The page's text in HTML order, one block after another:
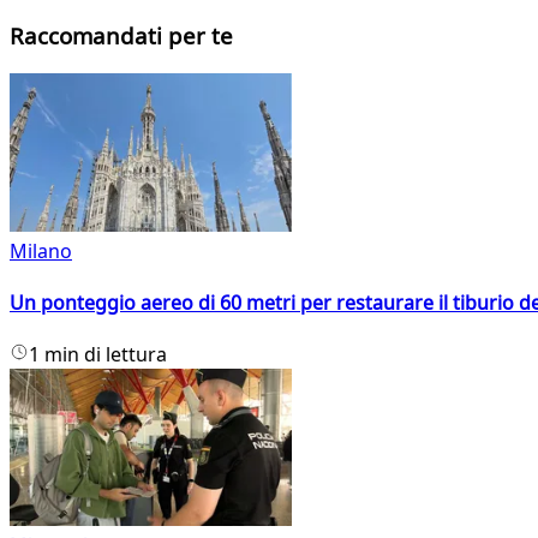
Raccomandati per te
Milano
Un ponteggio aereo di 60 metri per restaurare il tiburio
1 min di lettura